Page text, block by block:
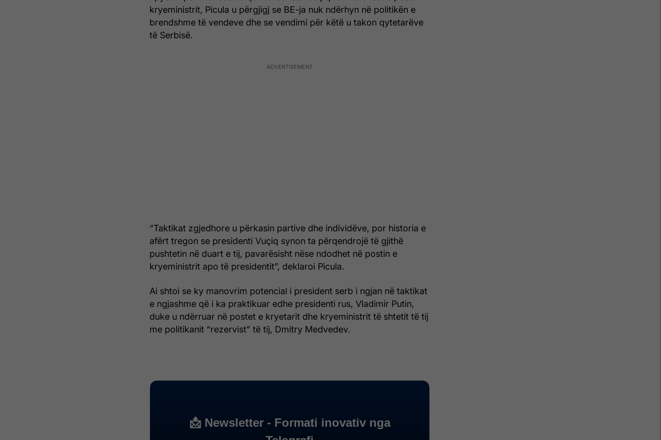
kryeministrit, Picula u përgjigj se BE-ja nuk ndërhyn në politikën e
brendshme të vendeve dhe se vendimi për këtë u takon qytetarëve
të Serbisë.
“Taktikat zgjedhore u përkasin partive dhe individëve, por historia e
afërt tregon se presidenti Vuçiq synon ta përqendrojë të gjithë
pushtetin në duart e tij, pavarësisht nëse ndodhet në postin e
kryeministrit apo të presidentit”, deklaroi Picula.
Ai shtoi se ky manovrim potencial i president serb i ngjan në taktikat
e ngjashme që i ka praktikuar edhe presidenti rus, Vladimir Putin,
duke u ndërruar në postet e kryetarit dhe kryeministrit të shtetit të tij
me politikanit “rezervist” të tij, Dmitry Medvedev.